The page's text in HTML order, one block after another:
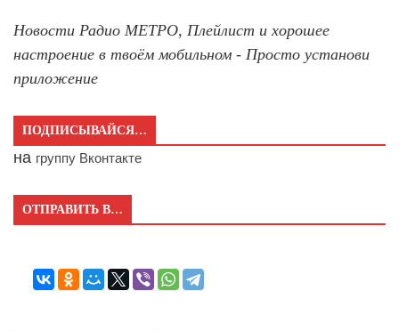
Новости Радио МЕТРО, Плейлист и хорошее
настроение в твоём мобильном - Просто установи
приложение
ПОДПИСЫВАЙСЯ…
на группу Вконтакте
ОТПРАВИТЬ В…